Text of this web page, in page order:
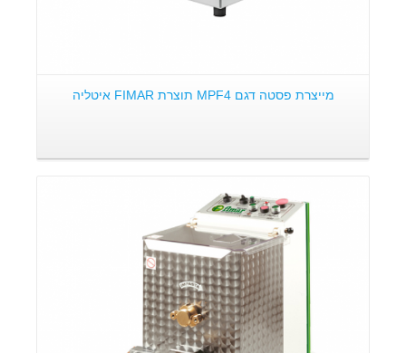
מייצרת פסטה דגם MPF4 תוצרת FIMAR איטליה
פרטים: